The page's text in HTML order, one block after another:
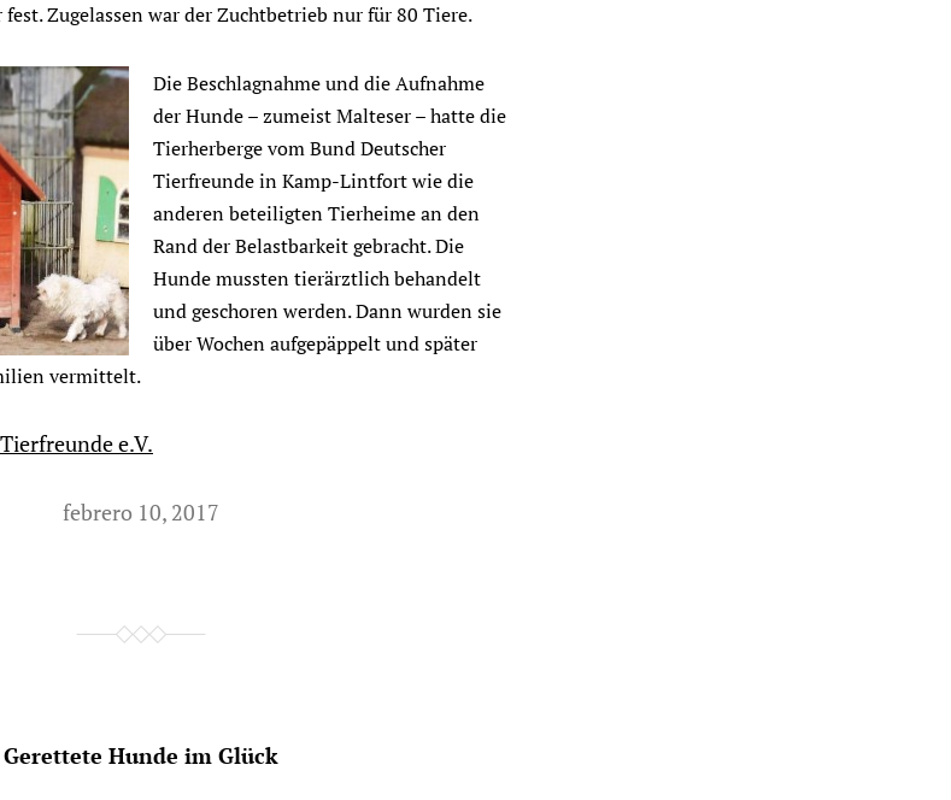
Zugelassen war der Zuchtbetrieb nur für 80 Tiere.
Die Beschlagnahme und die Aufnahme
der Hunde – zumeist Malteser – hatte die
Tierherberge vom Bund Deutscher
Tierfreunde in Kamp-Lintfort wie die
anderen beteiligten Tierheime an den
Rand der Belastbarkeit gebracht. Die
Hunde mussten tierärztlich behandelt
und geschoren werden. Dann wurden sie
über Wochen aufgepäppelt und später
vermittelt.
e.V.
febrero 10, 2017
Gerettete Hunde im Glück